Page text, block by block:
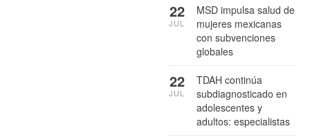
MSD impulsa salud de
mujeres mexicanas
con subvenciones
globales
22
JUL
TDAH continúa
subdiagnosticado en
adolescentes y
adultos: especialistas
22
JUL